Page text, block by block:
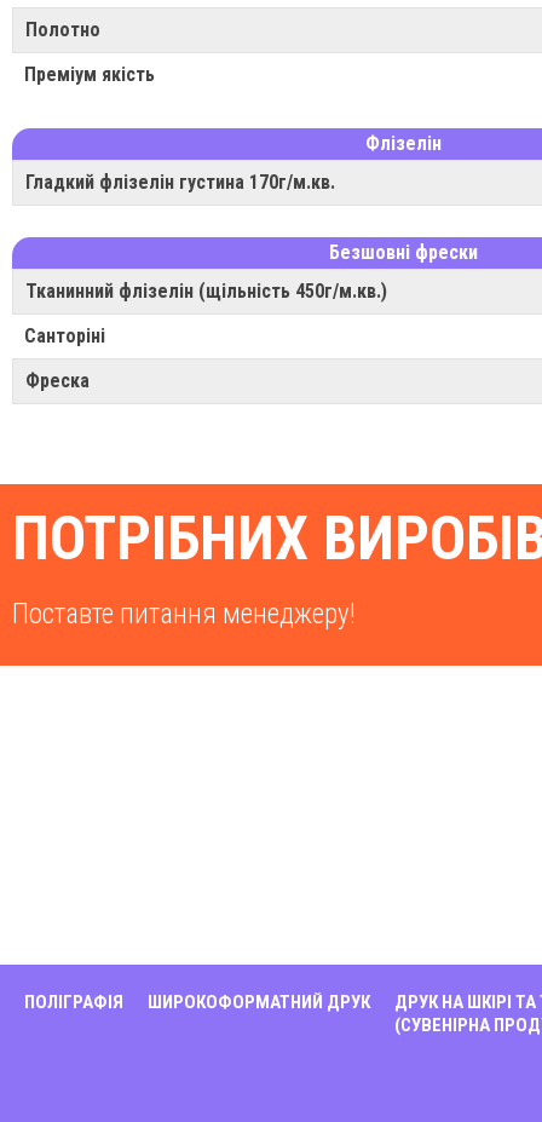
Полотно
Преміум якість
Флізелін
Гладкий флізелін густина 170г/м.кв.
Безшовні фрески
Тканинний флізелін (щільність 450г/м.кв.)
Санторіні
Фреска
ПОТРІБНИХ
Поставте питання менеджеру!
ПОЛІГРАФІЯ ШИРОКОФОРМАТНИЙ ДРУК
ДРУК НА ШКІРІ ТА
(СУВЕНІРНА